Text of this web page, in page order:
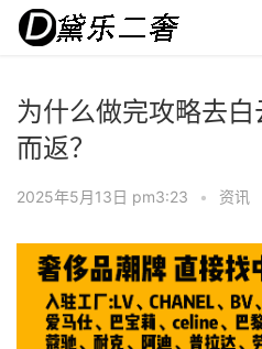
为什么做完攻略去
而返？
2025年5月13日 pm3:23 • 资讯